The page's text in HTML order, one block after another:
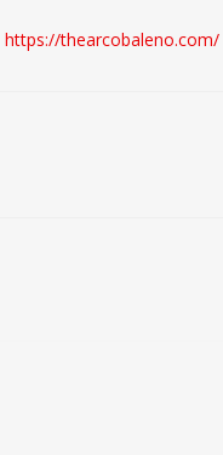
https://thearcobaleno.com/